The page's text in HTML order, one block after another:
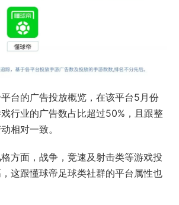
台的广告投放概览，在该平台5月份
行业的广告数占比超过50%，且跟整
相对一致。
方面，战争，竞速及射击类等游戏投
这跟懂球帝足球类社群的平台属性也